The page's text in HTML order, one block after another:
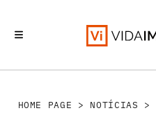
HOME PAGE > NOTÍCIAS >